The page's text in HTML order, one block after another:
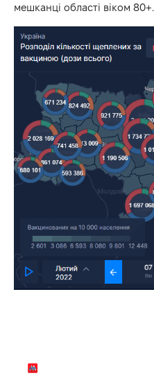
мешканці області віком 80+.